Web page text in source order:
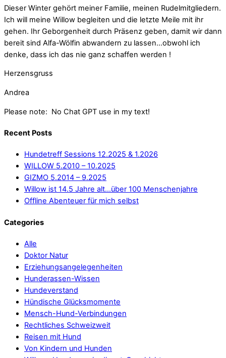
Dieser Winter gehört meiner Familie, meinen Rudelmitgliedern.
Ich will meine Willow begleiten und die letzte Meile mit ihr
gehen. Ihr Geborgenheit durch Präsenz geben, damit wir dann
bereit sind Alfa-Wölfin abwandern zu lassen…obwohl ich
denke, dass ich das nie ganz schaffen werden !
Herzensgruss
Andrea
Please note: No Chat GPT use in my text!
Recent Posts
Hundetreff Sessions 12.2025 & 1.2026
WILLOW 5.2010 – 10.2025
GIZMO 5.2014 – 9.2025
Willow ist 14.5 Jahre alt…über 100 Menschenjahre
Offline Abenteuer für mich selbst
Categories
Alle
Doktor Natur
Erziehungsangelegenheiten
Hunderassen-Wissen
Hundeverstand
Hündische Glücksmomente
Mensch-Hund-Verbindungen
Rechtliches Schweizweit
Reisen mit Hund
Von Kindern und Hunden